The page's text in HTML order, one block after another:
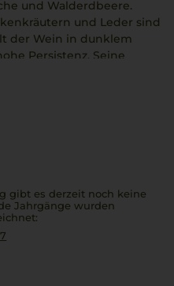
und Walderdbeere.
und Leder sind
der Wein in dunklem
Persistenz. Seine
18 °C. Er passt zu
mit exquisiter
ausbalancierte Weine.
gibt es derzeit noch keine
Jahrgänge wurden